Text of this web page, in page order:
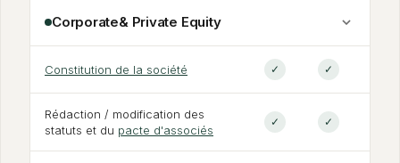
Corporate&Private Equity
Constitution de la société ✓ ✓
Rédaction / modification des
statuts et du pacte d'associés
✓ ✓